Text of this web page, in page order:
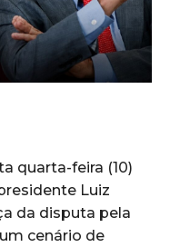
quarta-feira (10)
Luiz
da disputa pela
cenário de